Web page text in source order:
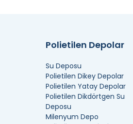
Polietilen Depolar
Su Deposu
Polietilen Dikey Depolar
Polietilen Yatay Depolar
Polietilen Dikdörtgen Su
Deposu
Milenyum Depo